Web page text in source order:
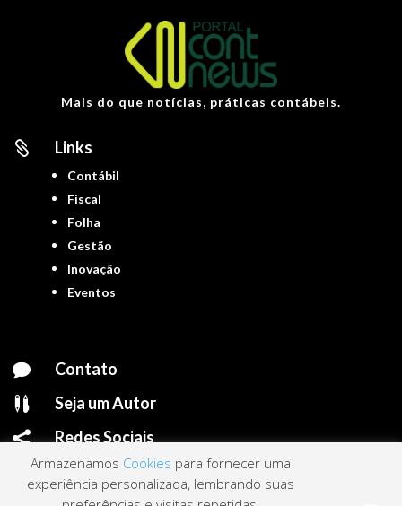
Mais do que notícias, práticas contábeis.
 Links
Contábil
Fiscal
Folha
Gestão
Inovação
Eventos
 Contato
 Seja um Autor
 Redes Sociais
Armazenamos Cookies para fornecer uma
experiência personalizada, lembrando suas